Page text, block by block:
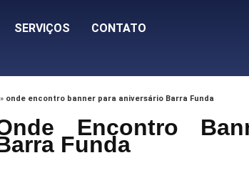
SERVIÇOS CONTATO
» onde encontro banner para aniversário Barra Funda
Encontro
Funda